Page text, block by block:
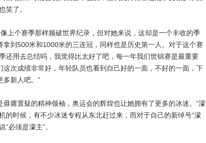
笑了。
个赛季那样频破世界纪录，但对她来说，这却是一个丰收的季
拿到500米和1000米的三连冠，同样也是历史第一人。对于这个赛
还用去总结吗，我觉得比太好了吧，每一年我们世锦赛是最重要
这次成绩非常好，年轻队员也看到自己好的一面，不好的一面，下
多新人吧。”
置疑的精神领袖，奥运会的辉煌也让她拥有了更多的冰迷。“濛
的时候，有不少冰迷专程从东北赶过来，而对于自己的新绰号“濛
必须是濛主”。